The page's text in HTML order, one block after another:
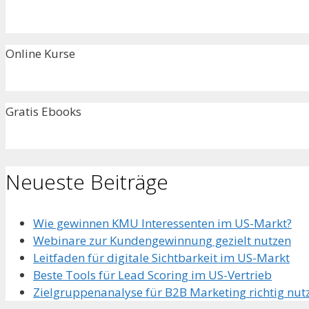
Online Kurse
Gratis Ebooks
Neueste Beiträge
Wie gewinnen KMU Interessenten im US-Markt?
Webinare zur Kundengewinnung gezielt nutzen
Leitfaden für digitale Sichtbarkeit im US-Markt
Beste Tools für Lead Scoring im US-Vertrieb
Zielgruppenanalyse für B2B Marketing richtig